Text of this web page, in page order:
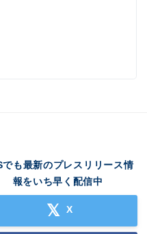
でも最新のプレスリリース情
報をいち早く配信中
X